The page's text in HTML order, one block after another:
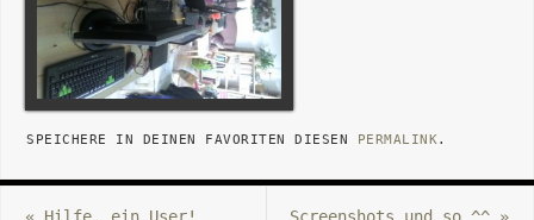
SPEICHERE IN DEINEN FAVORITEN DIESEN PERMALINK .